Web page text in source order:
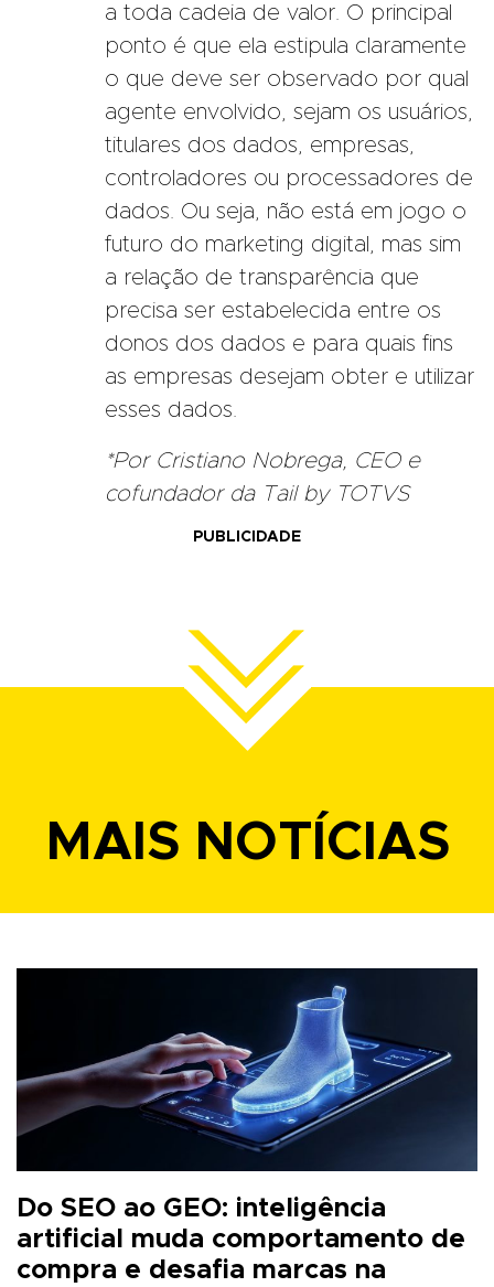
a toda cadeia de valor. O principal
ponto é que ela estipula claramente
o que deve ser observado por qual
agente envolvido, sejam os usuários,
titulares dos dados, empresas,
controladores ou processadores de
dados. Ou seja, não está em jogo o
futuro do marketing digital, mas sim
a relação de transparência que
precisa ser estabelecida entre os
donos dos dados e para quais fins
as empresas desejam obter e utilizar
esses dados.
*Por Cristiano Nobrega, CEO e
cofundador da Tail by TOTVS
PUBLICIDADE
MAIS NOTÍCIAS
Do SEO ao GEO: inteligência
artificial muda comportamento de
compra e desafia marcas na